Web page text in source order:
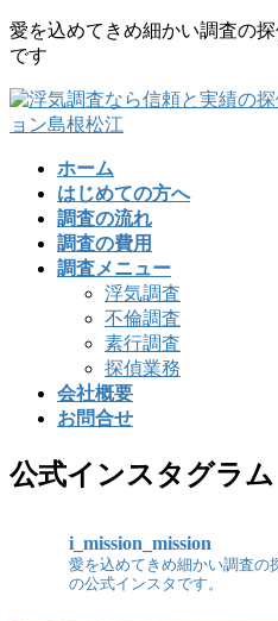
コ
ン
ン
ツ
ナ
ビ
ー
シ
愛を込めてきめ細かい調査の
です
ホーム
はじめての方へ
調査の流れ
調査の費用
調査メニュー
浮気調査
不倫調査
素行調査
探偵業務
会社概要
お問合せ
公式インスタグラム
i_mission_mission
愛を込めてきめ細かい調査の
の公式インスタです。